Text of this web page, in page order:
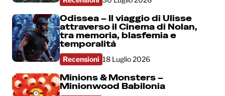
Odissea – Il viaggio di Ulisse
attraverso il Cinema di Nolan,
tra memoria, blasfemia e
temporalità
Recensioni 18 Luglio 2026
Minions & Monsters –
Minionwood Babilonia